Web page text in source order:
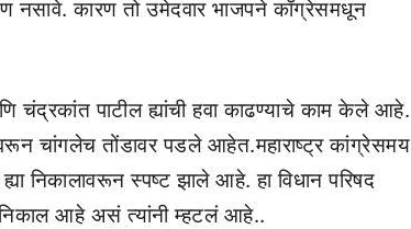
नसावे. कारण तो उमेदवार भाजपने काँग्रेसमधून
चंद्रकांत पाटील ह्यांची हवा काढण्याचे काम केले आहे.
चांगलेच तोंडावर पडले आहेत.महाराष्ट्र कांग्रेसमय
निकालावरून स्पष्ट झाले आहे. हा विधान परिषद
निकाल आहे असं त्यांनी म्हटलं आहे..